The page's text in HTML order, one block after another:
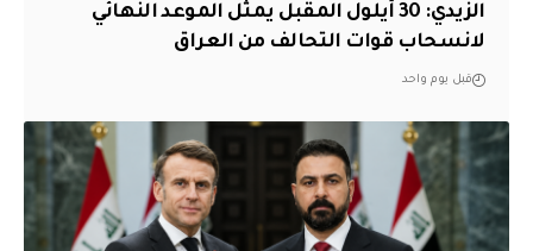
الزيدي: 30 أيلول المقبل يمثل الموعد النهائي
لانسحاب قوات التحالف من العراق
قبل يوم واحد